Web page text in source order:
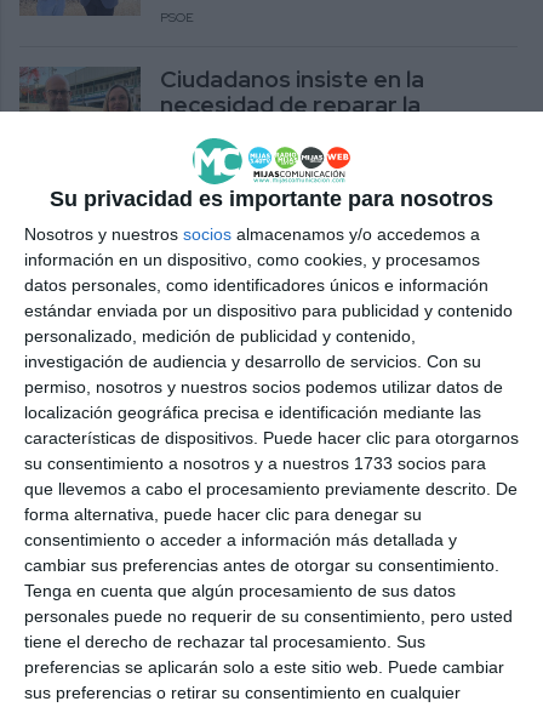
Su privacidad es importante para nosotros
Nosotros y nuestros socios almacenamos y/o accedemos a
información en un dispositivo, como cookies, y procesamos
datos personales, como identificadores únicos e información
estándar enviada por un dispositivo para publicidad y contenido
personalizado, medición de publicidad y contenido,
investigación de audiencia y desarrollo de servicios. Con su
permiso, nosotros y nuestros socios podemos utilizar datos de
localización geográfica precisa e identificación mediante las
características de dispositivos. Puede hacer clic para otorgarnos
su consentimiento a nosotros y a nuestros 1733 socios para
que llevemos a cabo el procesamiento previamente descrito. De
forma alternativa, puede hacer clic para denegar su
consentimiento o acceder a información más detallada y
cambiar sus preferencias antes de otorgar su consentimiento.
Tenga en cuenta que algún procesamiento de sus datos
personales puede no requerir de su consentimiento, pero usted
tiene el derecho de rechazar tal procesamiento. Sus
preferencias se aplicarán solo a este sitio web. Puede cambiar
sus preferencias o retirar su consentimiento en cualquier
PSOE
Ciudadanos insiste en la
necesidad de reparar la
Lagunas
CS
The Osunillas municipal
swimming pool opens this Friday
19th
ACTUALIDAD
El Ayuntamiento de Mijas abre la
piscina municipal de Osunillas
DEPORTES
Tender launched repairs to the
roof of the Las Lagunas
swimming pool
ACTUALIDAD
El Ayuntamiento saca a